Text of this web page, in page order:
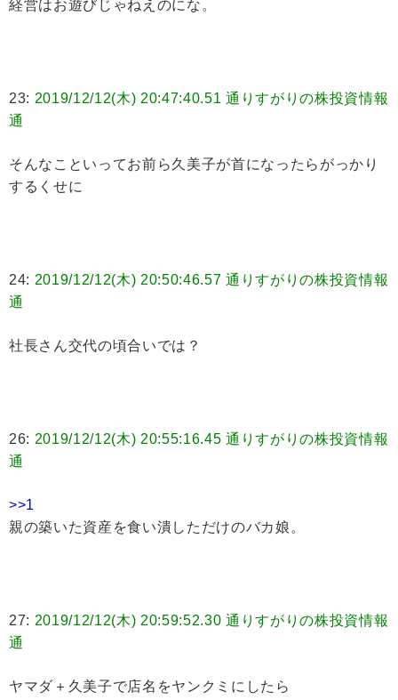
経営はお遊びじゃねえのにな。
23: 2019/12/12(木) 20:47:40.51 通りすがりの株投資情報
通
そんなこといってお前ら久美子が首になったらがっかり
するくせに
24: 2019/12/12(木) 20:50:46.57 通りすがりの株投資情報
通
社長さん交代の頃合いでは？
26: 2019/12/12(木) 20:55:16.45 通りすがりの株投資情報
通
>>1
親の築いた資産を食い潰しただけのバカ娘。
27: 2019/12/12(木) 20:59:52.30 通りすがりの株投資情報
通
ヤマダ＋久美子で店名をヤンクミにしたら